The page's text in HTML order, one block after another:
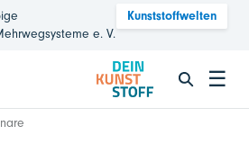
e. V.
Kunststoffwelten
☰